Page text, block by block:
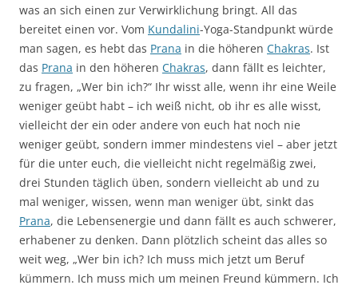
was an sich einen zur Verwirklichung bringt. All das
bereitet einen vor. Vom Kundalini-Yoga-Standpunkt würde
man sagen, es hebt das Prana in die höheren Chakras. Ist
das Prana in den höheren Chakras, dann fällt es leichter,
zu fragen, „Wer bin ich?“ Ihr wisst alle, wenn ihr eine Weile
weniger geübt habt – ich weiß nicht, ob ihr es alle wisst,
vielleicht der ein oder andere von euch hat noch nie
weniger geübt, sondern immer mindestens viel – aber jetzt
für die unter euch, die vielleicht nicht regelmäßig zwei,
drei Stunden täglich üben, sondern vielleicht ab und zu
mal weniger, wissen, wenn man weniger übt, sinkt das
Prana, die Lebensenergie und dann fällt es auch schwerer,
erhabener zu denken. Dann plötzlich scheint das alles so
weit weg, „Wer bin ich? Ich muss mich jetzt um Beruf
kümmern. Ich muss mich um meinen Freund kümmern. Ich